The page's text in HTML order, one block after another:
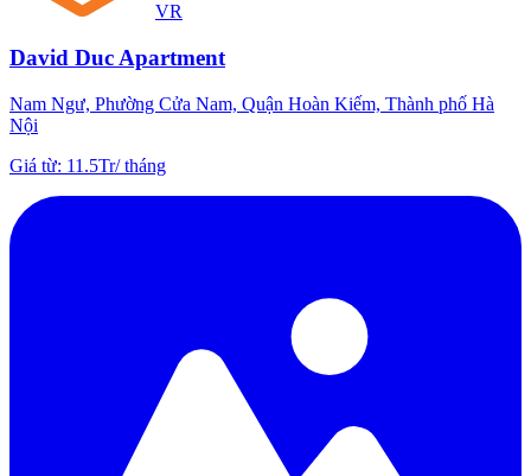
VR
David Duc Apartment
Nam Ngư, Phường Cửa Nam, Quận Hoàn Kiếm, Thành phố Hà
Nội
Giá từ: 11.5Tr/tháng